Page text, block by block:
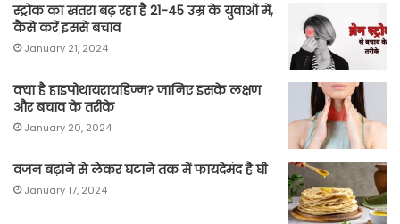
स्ट्रोक का खतरा बढ़ रहा है 21-45 उम्र के युवाओं में,
कैसे करें इससे बचाव
January 21, 2024
क्या है हाइपोथायरायडिज्म? जानिए इसके लक्षण
और बचाव के तरीके
January 20, 2024
वजन बढ़ाने से लेकर घटाने तक में फायदेमंद है घी
January 17, 2024